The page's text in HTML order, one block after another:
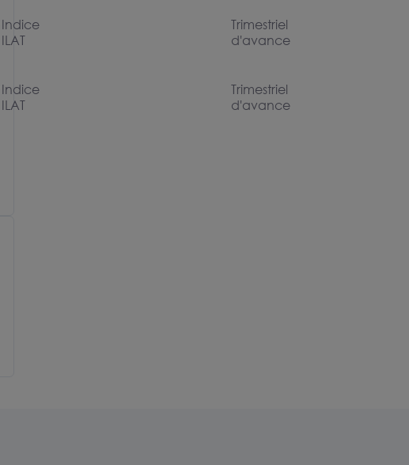
Indice
ILAT
Trimestriel
d'avance
Indice
ILAT
Trimestriel
d'avance